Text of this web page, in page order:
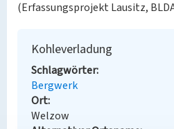
(Erfassungsprojekt Lausitz,
Kohleverladung
Schlagwörter
Bergwerk
Ort
Welzow